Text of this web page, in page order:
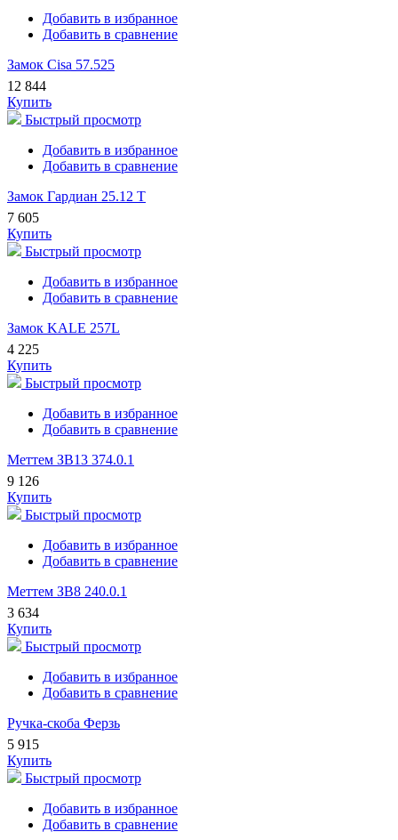
Добавить в избранное
Добавить в сравнение
Замок Cisa 57.525
12 844
Купить
Быстрый просмотр
Добавить в избранное
Добавить в сравнение
Замок Гардиан 25.12 Т
7 605
Купить
Быстрый просмотр
Добавить в избранное
Добавить в сравнение
Замок KALE 257L
4 225
Купить
Быстрый просмотр
Добавить в избранное
Добавить в сравнение
Меттем ЗВ13 374.0.1
9 126
Купить
Быстрый просмотр
Добавить в избранное
Добавить в сравнение
Меттем ЗВ8 240.0.1
3 634
Купить
Быстрый просмотр
Добавить в избранное
Добавить в сравнение
Ручка-скоба Ферзь
5 915
Купить
Быстрый просмотр
Добавить в избранное
Добавить в сравнение